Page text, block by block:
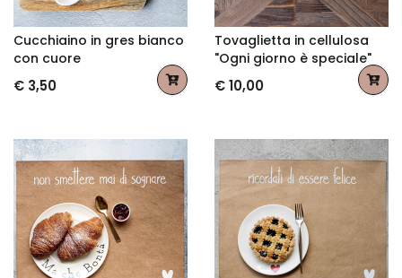
Cucchiaino in gres bianco
con cuore
€ 3,50
Tovaglietta in cellulosa
"Ogni giorno è speciale"
€ 10,00